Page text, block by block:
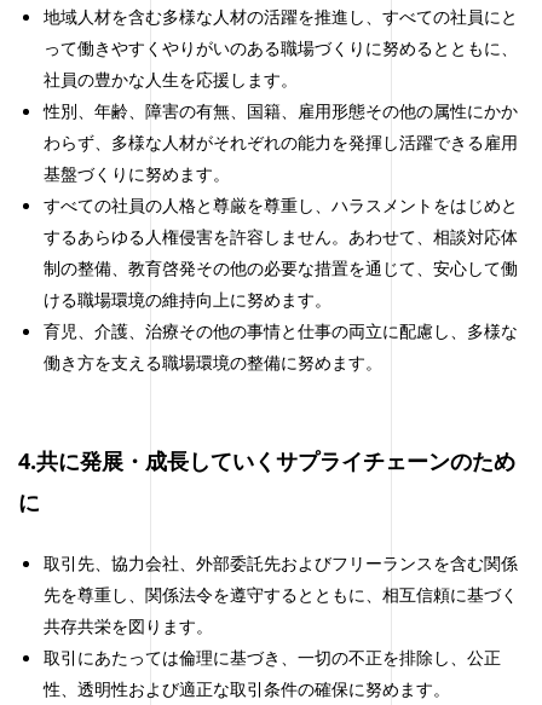
地域人材を含む多様な人材の活躍を推進し、すべての社員にと
って働きやすくやりがいのある職場づくりに努めるとともに、
社員の豊かな人生を応援します。
性別、年齢、障害の有無、国籍、雇用形態その他の属性にかか
わらず、多様な人材がそれぞれの能力を発揮し活躍できる雇用
基盤づくりに努めます。
すべての社員の人格と尊厳を尊重し、ハラスメントをはじめと
するあらゆる人権侵害を許容しません。あわせて、相談対応体
制の整備、教育啓発その他の必要な措置を通じて、安心して働
ける職場環境の維持向上に努めます。
育児、介護、治療その他の事情と仕事の両立に配慮し、多様な
働き方を支える職場環境の整備に努めます。
4.共に発展・成長していくサプライチェーンのため
に
取引先、協力会社、外部委託先およびフリーランスを含む関係
先を尊重し、関係法令を遵守するとともに、相互信頼に基づく
共存共栄を図ります。
取引にあたっては倫理に基づき、一切の不正を排除し、公正
性、透明性および適正な取引条件の確保に努めます。